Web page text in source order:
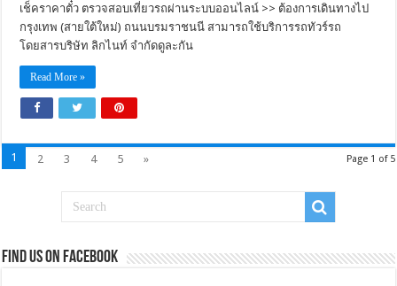
เช็คราคาตั๋ว ตรวจสอบเที่ยวรถผ่านระบบออนไลน์ >> ต้องการเดินทางไป
กรุงเทพ (สายใต้ใหม่) ถนนบรมราชนนี สามารถใช้บริการรถทัวร์รถ
โดยสารบริษัท ลิกไนท์ จำกัดดูละกัน
Read More »
Page 1 of 5
1 2 3 4 5 »
Find us on Facebook